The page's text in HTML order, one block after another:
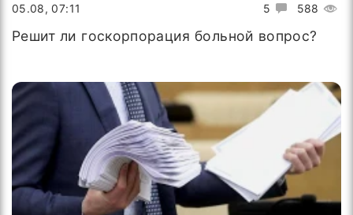
5 588
05.08, 07:11
Решит ли госкорпорация больной вопрос?